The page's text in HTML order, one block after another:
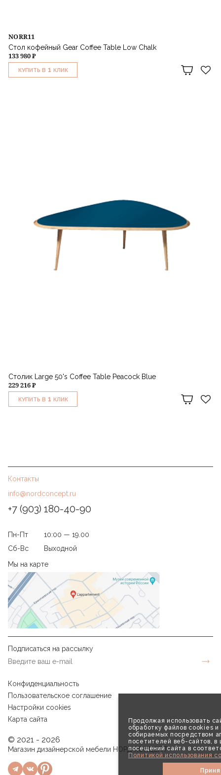
Продолжая использовать
обработку файлов cookies и
собираемых посредством
посетителей веб-сайтов, в
посещений сайта в
Политикой использования
NORR11
Стол кофейный Gear Coffee Table Low Chalk
133 980 ₽
КУПИТЬ В 1 КЛИК
Столик Large 50's Coffee Table Peacock Blue
229 216 ₽
КУПИТЬ В 1 КЛИК
Контакты
info@nordconcept.ru
+7 (903) 180-40-90
Пн-Пт
10:00 — 19.00
Сб-Вс
Выходной
Мы на карте
Подписаться на рассылку
Конфиденциальность
Пользовательское соглашение
Настройки cookies
Карта сайта
© 2021 - 2026
Магазин дизайнерской мебели НОРД КОНЦЕПТ